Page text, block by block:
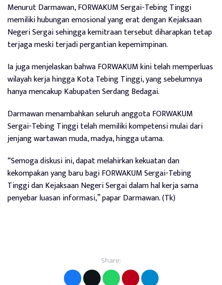
Menurut Darmawan, FORWAKUM Sergai-Tebing Tinggi
memiliki hubungan emosional yang erat dengan Kejaksaan
Negeri Sergai sehingga kemitraan tersebut diharapkan tetap
terjaga meski terjadi pergantian kepemimpinan.
Ia juga menjelaskan bahwa FORWAKUM kini telah memperluas
wilayah kerja hingga Kota Tebing Tinggi, yang sebelumnya
hanya mencakup Kabupaten Serdang Bedagai.
Darmawan menambahkan seluruh anggota FORWAKUM
Sergai-Tebing Tinggi telah memiliki kompetensi mulai dari
jenjang wartawan muda, madya, hingga utama.
“Semoga diskusi ini, dapat melahirkan kekuatan dan
kekompakan yang baru bagi FORWAKUM Sergai-Tebing
Tinggi dan Kejaksaan Negeri Sergai dalam hal kerja sama
penyebar luasan informasi,” papar Darmawan. (Tk)
Share: